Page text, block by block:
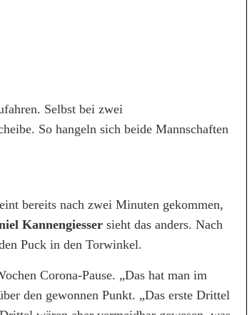
Selbst bei zwei
So hangeln sich beide Mannschaften
bereits nach zwei Minuten gekommen,
Kannengiesser sieht das anders. Nach
Puck in den Torwinkel.
Corona-Pause. „Das hat man im
den gewonnen Punkt. „Das erste Drittel